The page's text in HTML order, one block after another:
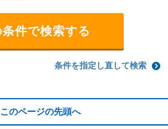
条件を指定し直して検索
このページの先頭へ